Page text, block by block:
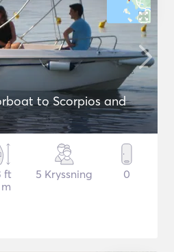
to Scorpios and
ft
5 Kryssning 0